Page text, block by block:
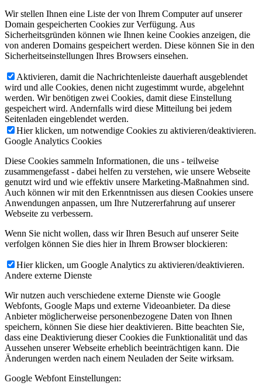
Wir stellen Ihnen eine Liste der von Ihrem Computer auf unserer
Domain gespeicherten Cookies zur Verfügung. Aus
Sicherheitsgründen können wie Ihnen keine Cookies anzeigen, die
von anderen Domains gespeichert werden. Diese können Sie in den
Sicherheitseinstellungen Ihres Browsers einsehen.
Aktivieren, damit die Nachrichtenleiste dauerhaft ausgeblendet
wird und alle Cookies, denen nicht zugestimmt wurde, abgelehnt
werden. Wir benötigen zwei Cookies, damit diese Einstellung
gespeichert wird. Andernfalls wird diese Mitteilung bei jedem
Seitenladen eingeblendet werden.
Hier klicken, um notwendige Cookies zu aktivieren/deaktivieren.
Google Analytics Cookies
Diese Cookies sammeln Informationen, die uns - teilweise
zusammengefasst - dabei helfen zu verstehen, wie unsere Webseite
genutzt wird und wie effektiv unsere Marketing-Maßnahmen sind.
Auch können wir mit den Erkenntnissen aus diesen Cookies unsere
Anwendungen anpassen, um Ihre Nutzererfahrung auf unserer
Webseite zu verbessern.
Wenn Sie nicht wollen, dass wir Ihren Besuch auf unserer Seite
verfolgen können Sie dies hier in Ihrem Browser blockieren:
Hier klicken, um Google Analytics zu aktivieren/deaktivieren.
Andere externe Dienste
Wir nutzen auch verschiedene externe Dienste wie Google
Webfonts, Google Maps und externe Videoanbieter. Da diese
Anbieter möglicherweise personenbezogene Daten von Ihnen
speichern, können Sie diese hier deaktivieren. Bitte beachten Sie,
dass eine Deaktivierung dieser Cookies die Funktionalität und das
Aussehen unserer Webseite erheblich beeinträchtigen kann. Die
Änderungen werden nach einem Neuladen der Seite wirksam.
Google Webfont Einstellungen: